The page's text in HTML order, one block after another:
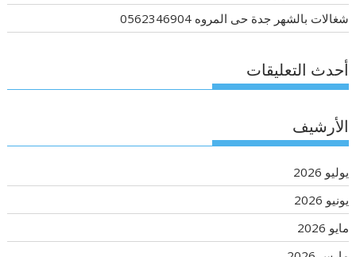
شغالات بالشهر جدة حى المروه 0562346904
أحدث التعليقات
الأرشيف
يوليو 2026
يونيو 2026
مايو 2026